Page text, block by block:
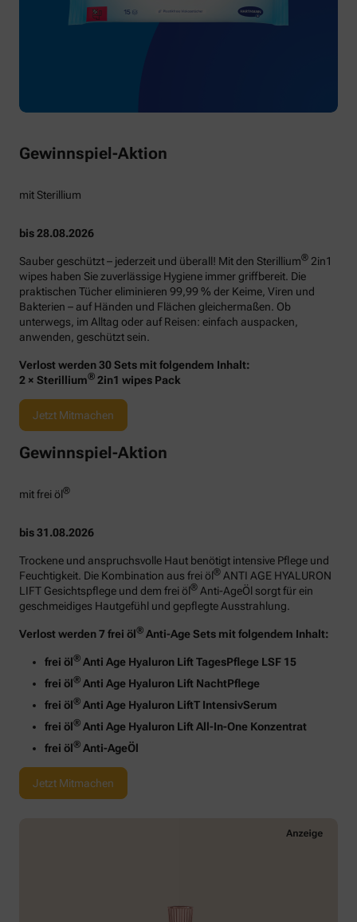
Gewinnspiel-Aktion
mit Sterillium
bis 28.08.2026
Sauber geschützt – jederzeit und überall! Mit den Sterillium® 2in1
wipes haben Sie zuverlässige Hygiene immer griffbereit. Die
praktischen Tücher eliminieren 99,99 % der Keime, Viren und
Bakterien – auf Händen und Flächen gleichermaßen. Ob
unterwegs, im Alltag oder auf Reisen: einfach auspacken,
anwenden, geschützt sein.
Verlost werden 30 Sets mit folgendem Inhalt:
2 × Sterillium® 2in1 wipes Pack
Jetzt Mitmachen
Gewinnspiel-Aktion
mit frei öl®
bis 31.08.2026
Trockene und anspruchsvolle Haut benötigt intensive Pflege und
Feuchtigkeit. Die Kombination aus frei öl® ANTI AGE HYALURON
LIFT Gesichtspflege und dem frei öl® Anti-AgeÖl sorgt für ein
geschmeidiges Hautgefühl und gepflegte Ausstrahlung.
Verlost werden 7 frei öl® Anti-Age Sets mit folgendem Inhalt:
frei öl® Anti Age Hyaluron Lift TagesPflege LSF 15
frei öl® Anti Age Hyaluron Lift NachtPflege
frei öl® Anti Age Hyaluron LiftT IntensivSerum
frei öl® Anti Age Hyaluron Lift All-In-One Konzentrat
frei öl® Anti-AgeÖl
Jetzt Mitmachen